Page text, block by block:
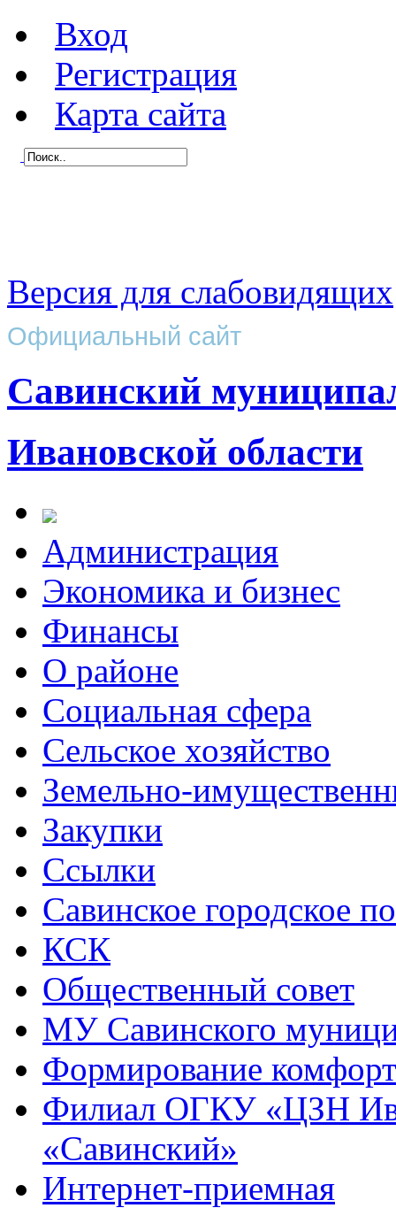
Вход
Регистрация
Карта сайта
Версия для слабовидящих
Официальный сайт
Савинский
Ивановской области
Администрация
Экономика и бизнес
Финансы
О районе
Социальная сфера
Сельское хозяйство
Земельно-
Закупки
Ссылки
Савинское городское
КСК
Общественный совет
МУ Савинского
Формирование
Филиал ОГКУ «ЦЗН
«Савинский»
Интернет-приемная